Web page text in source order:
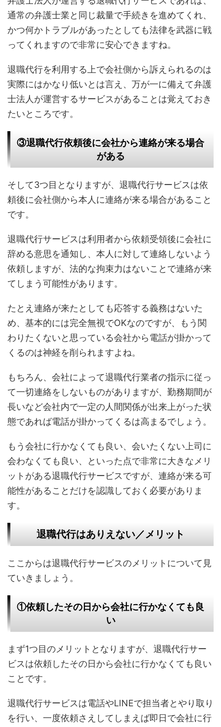
通常の弁護士業と同じ裁量で手続きを進めてくれ、
かつ何かトラブルがあったとしても法律を武器に戦
ってくれますので非常に安心できますね。
退職代行を利用する上で会社側から訴えられるのは
実際にはかなり低いとは言え、万が一に備えて弁護
士法人が運営するサービスがあることは覚えておき
たいところです。
③退職代行依頼後に会社から連絡が来る場合
がある
そして3つ目となりますが、退職代行サービスは依
頼後に会社側から本人に連絡が来る場合があること
です。
退職代行サービスは利用者から依頼受領後に会社に
辞める意思を通知し、本人に対して連絡しないよう
依頼しますが、法的な拘束力はないことで連絡が来
てしまう可能性があります。
たとえ連絡が来たとしても応答する義務はないた
め、基本的には完全無視でOKなのですが、もう関
わりたくないと思っている会社から電話が掛かって
くるのは神経を削られますよね。
もちろん、会社によって退職代行業者の指示に従っ
て一切連絡をしないものがありますが、勤務期間が
長いなど会社内で一定の人間関係が出来上がった状
態であれば電話が掛かってくるは高まるでしょう。
もう会社に行かなくても良い、会いたくない上司に
会わなくても良い、といった点で非常に大きなメリ
ットがある退職代行サービスですが、連絡が来る可
能性があることだけを認識しておく必要がありま
す。
退職代行はありえない／メリット
ここからは退職代行サービスのメリットについて見
ていきましょう。
①依頼したその日から会社に行かなくても良
い
まず1つ目のメリットとなりますが、退職代行サー
ビスは依頼したその日から会社に行かなくても良い
ことです。
退職代行サービスは電話やLINEで担当者とやり取り
を行い、一度依頼さえしてしまえば即日で会社に行